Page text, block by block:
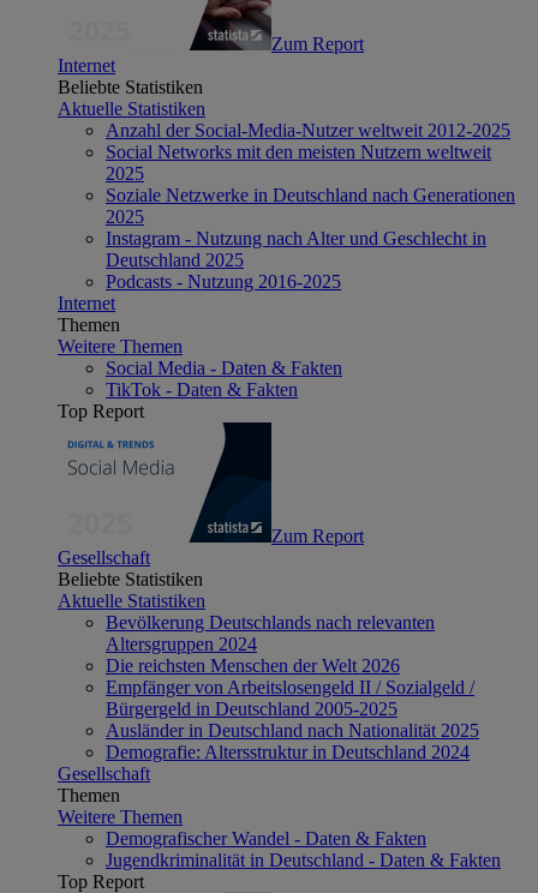
Zum Report
Internet
Beliebte Statistiken
Aktuelle Statistiken
Anzahl der Social-Media-Nutzer weltweit 2012-2025
Social Networks mit den meisten Nutzern weltweit
2025
Soziale Netzwerke in Deutschland nach Generationen
2025
Instagram - Nutzung nach Alter und Geschlecht in
Deutschland 2025
Podcasts - Nutzung 2016-2025
Internet
Themen
Weitere Themen
Social Media - Daten & Fakten
TikTok - Daten & Fakten
Top Report
Zum Report
Gesellschaft
Beliebte Statistiken
Aktuelle Statistiken
Bevölkerung Deutschlands nach relevanten
Altersgruppen 2024
Die reichsten Menschen der Welt 2026
Empfänger von Arbeitslosengeld II / Sozialgeld /
Bürgergeld in Deutschland 2005-2025
Ausländer in Deutschland nach Nationalität 2025
Demografie: Altersstruktur in Deutschland 2024
Gesellschaft
Themen
Weitere Themen
Demografischer Wandel - Daten & Fakten
Jugendkriminalität in Deutschland - Daten & Fakten
Top Report